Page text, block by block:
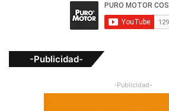
-Publicidad-
-Publicidad-